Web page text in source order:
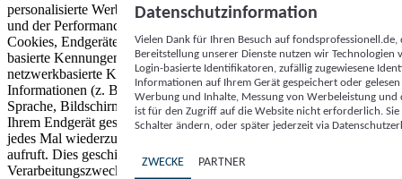
personalisierte Werbung und Inhalte, Messung von Werbeleistung
und der Performance von Inhalten sowie Zielgruppenforschung.
Cookies, Endgeräte- oder ähnliche Online-Kennungen (z. B. login-
basierte Kennungen, zufällig generierte Kennungen,
netzwerkbasierte Kennungen) können zusammen mit anderen
Informationen (z. B. Browsertyp und Browserinformationen,
Sprache, Bildschirmgröße, unterstützte Technologien usw.) auf
Ihrem Endgerät gespeichert oder von dort ausgelesen werden, um es
jedes Mal wiederzuerkennen, wenn es eine App oder einer Webseite
aufruft. Dies geschieht für einen oder mehrere der hier aufgeführten
Verarbeitungszwecke.
Datenschutzinformation
Vielen Dank für Ihren Besuch auf
Bereitstellung unserer Dienste nutzen wir Technologien
Login-basierte Identifikatoren, zufällig zugewiesene
Informationen auf Ihrem Gerät gespeichert oder
Werbung und Inhalte, Messung von Werbeleistung
ist für den Zugriff auf die Website nicht erforderlich.
Schalter ändern, oder später jederzeit via
ZWECKE PARTNER